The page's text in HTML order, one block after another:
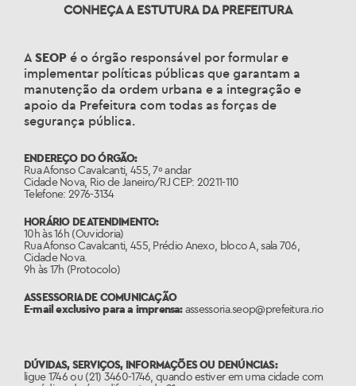
CONHEÇA A ESTUTURA DA PREFEITURA
A SEOP é o órgão responsável por formular e
implementar políticas públicas que garantam a
manutenção da ordem urbana e a integração e
apoio da Prefeitura com todas as forças de
segurança pública.
ENDEREÇO DO ÓRGÃO:
Rua Afonso Cavalcanti, 455, 7º andar
Cidade Nova, Rio de Janeiro/RJ CEP: 20211-110
Telefone: 2976-3134
HORÁRIO DE ATENDIMENTO:
10h às 16h (Ouvidoria)
Rua Afonso Cavalcanti, 455, Prédio Anexo, bloco A, sala 706,
Cidade Nova.
9h às 17h (Protocolo)
ASSESSORIA DE COMUNICAÇÃO
E-mail exclusivo para a imprensa:assessoria.seop@prefeitura.rio
DÚVIDAS, SERVIÇOS, INFORMAÇÕES OU DENÚNCIAS:
ligue 1746 ou (21) 3460-1746, quando estiver em uma cidade com